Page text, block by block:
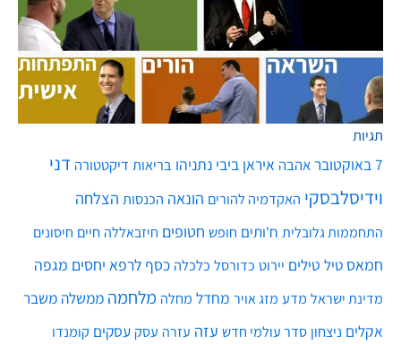
תגיות
7 באוקטובר אהבה איראן ביבי נתניהו בריאות דיקטטורה דני
וידיסלבסקי האקדמיה להורים הונאה הכנסות הצלחה
התחממות גלובלית ח'ותים חופש חטופים חיזבאללה חיים חיסונים
חמאס טיל טילים יירוט כדורסל כלכלה כסף לרפא יחסים מגפה
מדינת ישראל מדע מזג אויר מחדל מחלה מלחמה ממשלה משבר
אקלים ניצחון סדר עולמי חדש עזה עזרה עסק עסקים קומנדו